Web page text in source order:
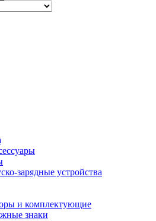
зарядные устройства
и комплектующие
знаки